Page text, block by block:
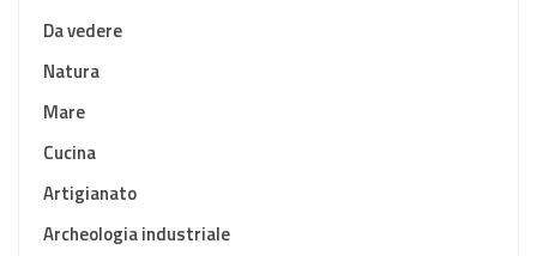
Da vedere
Natura
Mare
Cucina
Artigianato
Archeologia industriale